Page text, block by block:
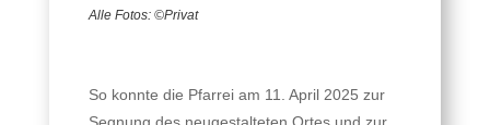
Alle Fotos: ©Privat
So konnte die Pfarrei am 11. April 2025 zur